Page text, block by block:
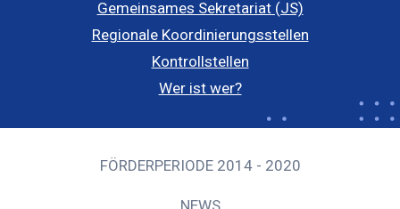
Gemeinsames Sekretariat (JS)
Regionale Koordinierungsstellen
Kontrollstellen
Wer ist wer?
FÖRDERPERIODE 2014 - 2020